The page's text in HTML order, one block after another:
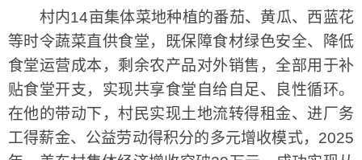
村内14亩集体菜地种植的番茄、黄瓜、西蓝花
等时令蔬菜直供食堂，既保障食材绿色安全、降低
食堂运营成本，剩余农产品对外销售，全部用于补
贴食堂开支，实现共享食堂自给自足、良性循环。
在他的带动下，村民实现土地流转得租金、进厂务
工得薪金、公益劳动得积分的多元增收模式，2025